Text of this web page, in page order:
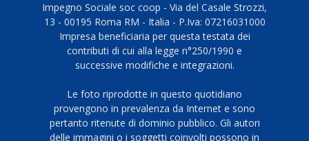
Impegno Sociale soc coop - Via del Casale Strozzi,
13 - 00195 Roma RM - Italia - P.Iva: 07216031000
Impresa beneficiaria per questa testata dei
contributi di cui alla legge n°250/1990 e
successive modifiche e integrazioni.
Le foto riprodotte in questo quotidiano
provengono in prevalenza da Internet e sono
pertanto ritenute di dominio pubblico. Gli autori
delle immagini o i soggetti coinvolti possono in